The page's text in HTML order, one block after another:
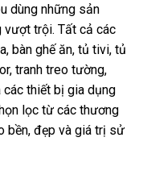
dùng những sản
vượt trội. Tất cả các
bàn ghế ăn, tủ tivi, tủ
tranh treo tường,
thiết bị gia dụng
lọc từ các thương
bền, đẹp và giá trị sử